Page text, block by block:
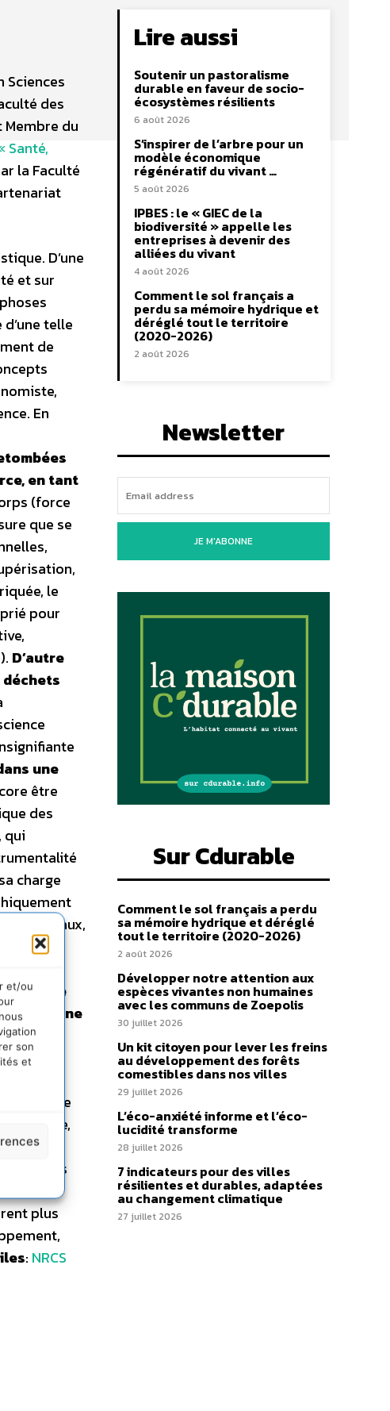
et/ou
son
et
Sciences
des
Membre du
Santé,
la Faculté
D’une
et sur
telle
de
En
en tant
(force
que se
le
pour
D’autre
une
être
des
qui
charge
sociaux,
de
forgé
humaine
du
en acte
et
plus
: NRCS
Lire aussi
Soutenir un pastoralisme
durable en faveur de socio-
écosystèmes résilients
6 août 2026
S’inspirer de l’arbre pour un
modèle économique
régénératif du vivant …
5 août 2026
IPBES : le « GIEC de la
biodiversité » appelle les
entreprises à devenir des
alliées du vivant
4 août 2026
Comment le sol français a
perdu sa mémoire hydrique et
déréglé tout le territoire
(2020-2026)
2 août 2026
Newsletter
JE M'ABONNE
Sur Cdurable
Comment le sol français a perdu
sa mémoire hydrique et déréglé
tout le territoire (2020-2026)
2 août 2026
Développer notre attention aux
espèces vivantes non humaines
avec les communs de Zoepolis
30 juillet 2026
Un kit citoyen pour lever les freins
au développement des forêts
comestibles dans nos villes
29 juillet 2026
L’éco-anxiété informe et l’éco-
lucidité transforme
28 juillet 2026
7 indicateurs pour des villes
résilientes et durables, adaptées
au changement climatique
27 juillet 2026